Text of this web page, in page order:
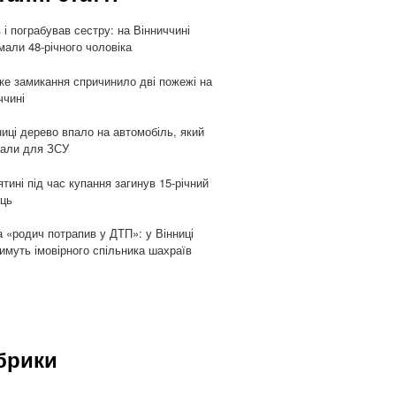
пограбував сестру: на Вінниччині
48-річного чоловіка
замикання спричинило дві пожежі на
дерево впало на автомобіль, який
для ЗСУ
під час купання загинув 15-річний
потрапив у ДТП»: у Вінниці
імовірного спільника шахраїв